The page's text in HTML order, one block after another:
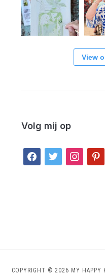
View
Volg mij op
facebook
twitter instagram
COPYRIGHT © 2026 MY HAPPY